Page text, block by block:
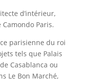
d’intérieur,
Camondo Paris.
parisienne du roi
tels que Palais
Casablanca ou
Le Bon Marché,